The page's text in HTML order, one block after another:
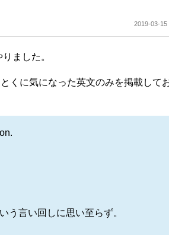
2019-03-15
ました。
くに気になった英文のみを掲載して
う言い回しに思い至らず。